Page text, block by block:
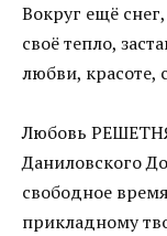
Вокруг ещё
своё тепло,
любви, красоте,
Любовь
Даниловского
свободное
прикладному